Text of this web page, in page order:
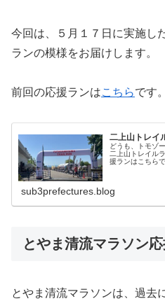
今回は、５月１７日に実施し
ランの模様をお届けします。
前回の応援ランはこちらです。
二上山トレイ
どうも、トモゾ
二上山トレイル
援ランはこちら
sub3prefectures.blog
とやま清流マラソン
とやま清流マラソンは、過去